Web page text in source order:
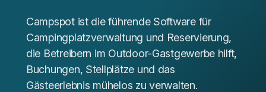
Campspot ist die führende Software für
Campingplatzverwaltung und Reservierung,
die Betreibern im Outdoor-Gastgewerbe hilft,
Buchungen, Stellplätze und das
Gästeerlebnis mühelos zu verwalten.